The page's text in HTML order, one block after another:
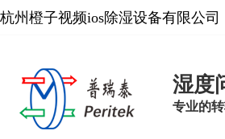
杭州橙子视频ios除湿设备有限公司
湿度
专业的转